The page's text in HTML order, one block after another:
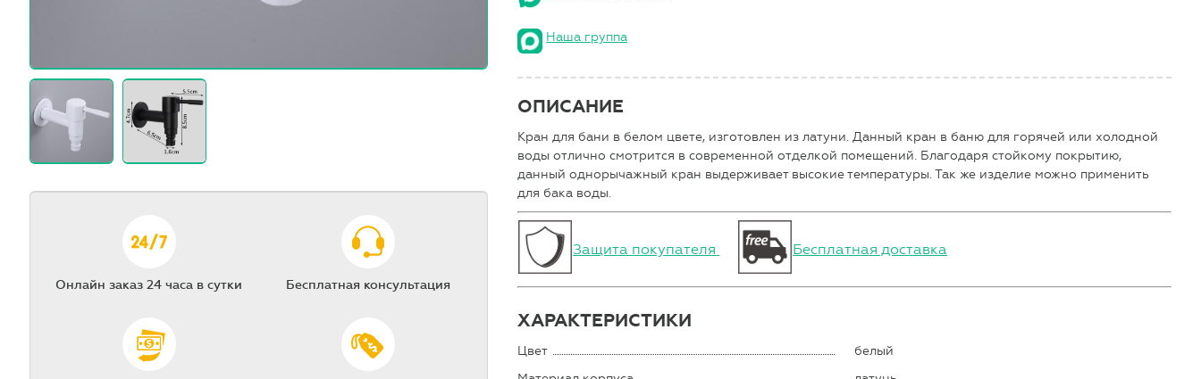
Онлайн заказ 24 часа в сутки Бесплатная консультация
Наша группа
ОПИСАНИЕ
Кран для бани в белом цвете, изготовлен из латуни. Данный кран в баню для горячей или холодной
воды отлично смотрится в современной отделкой помещений. Благодаря стойкому покрытию,
данный однорычажный кран выдерживает высокие температуры. Так же изделие можно применить
для бака воды.
Защита покупателя Бесплатная доставка
ХАРАКТЕРИСТИКИ
Цвет
белый